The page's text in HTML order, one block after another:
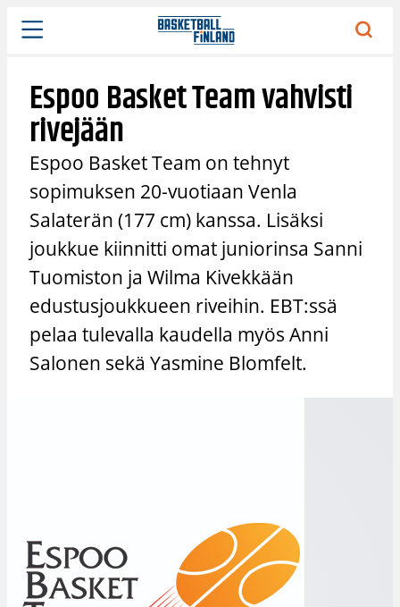
Siirry
sisältöön
Espoo Basket Team vahvisti
rivejään
Espoo Basket Team on tehnyt
sopimuksen 20-vuotiaan Venla
Salaterän (177 cm) kanssa. Lisäksi
joukkue kiinnitti omat juniorinsa Sanni
Tuomiston ja Wilma Kivekkään
edustusjoukkueen riveihin. EBT:ssä
pelaa tulevalla kaudella myös Anni
Salonen sekä Yasmine Blomfelt.